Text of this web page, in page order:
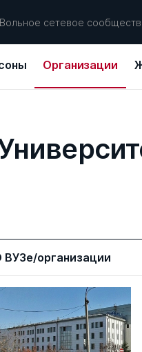
Вольное сетевое
Организации
ВУЗе/организации